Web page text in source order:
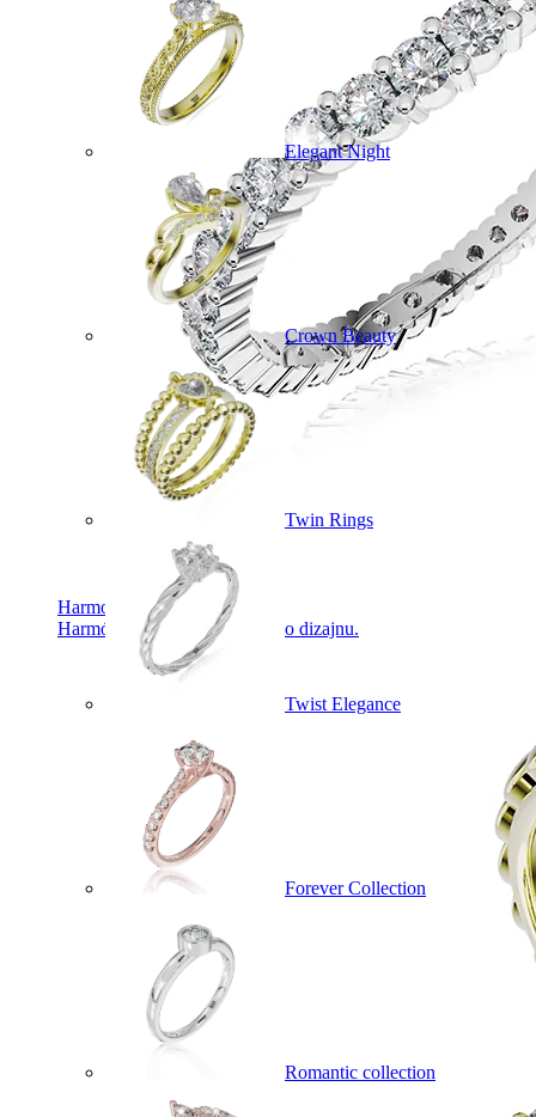
Harmony
Harmónia klasiky a moderného dizajnu.
Elegant Night
Crown Beauty
Twin Rings
Twist Elegance
Forever Collection
Romantic collection